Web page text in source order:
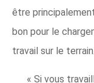
être
bon pour le
travail sur le terrain.
« Si vous